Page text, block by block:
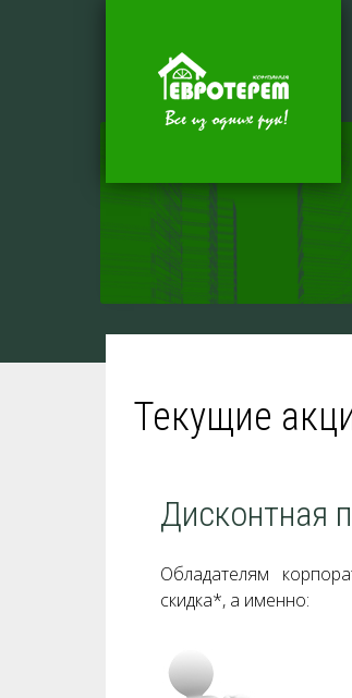
Текущие
Дисконтная
Обладателям
скидка*, а именно: